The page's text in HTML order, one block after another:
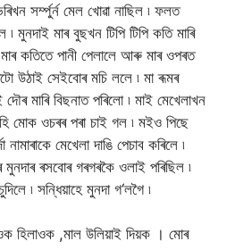
সর্ম্পুর্ন মেল খোৱা নাছিল ৷ ফলত
মাৰ বুছখন টিপি টিপি কতি মাৰি
মাৰ কতিতে পানী পেলালে আৰু মাৰ ওপৰত
উঠাই সেইবোৰ মচি ললে ৷ মা ৰূমৰ
মাৰি বিছনাত পৰিলো ৷ মাই মেখেলাখন
মোক ওচৰৰ পৰা চাই গল ৷ মইও পিছে
মেখেলা দাঙি পেচাব কৰিলে ৷
ৰসবোৰ গৰগৰকৈ ওলাই পৰিছিল ৷
৷ সন্ধিয়াহে মুনদা গ‘লগৈ ৷
হিলাওক ,মাল উলিয়াই দিয়ক । মোৰ